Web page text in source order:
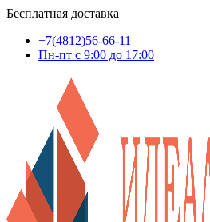
Бесплатная доставка
+7(4812)56-66-11
Пн-пт c 9:00 до 17:00